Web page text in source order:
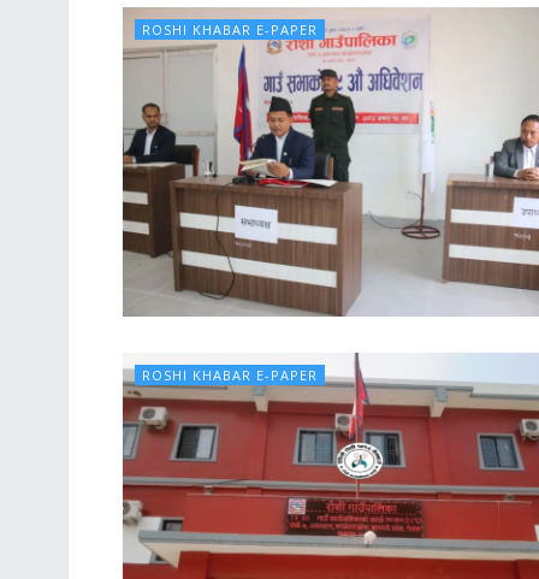
ROSHI KHABAR E-PAPER
ROSHI KHABAR E-PAPER